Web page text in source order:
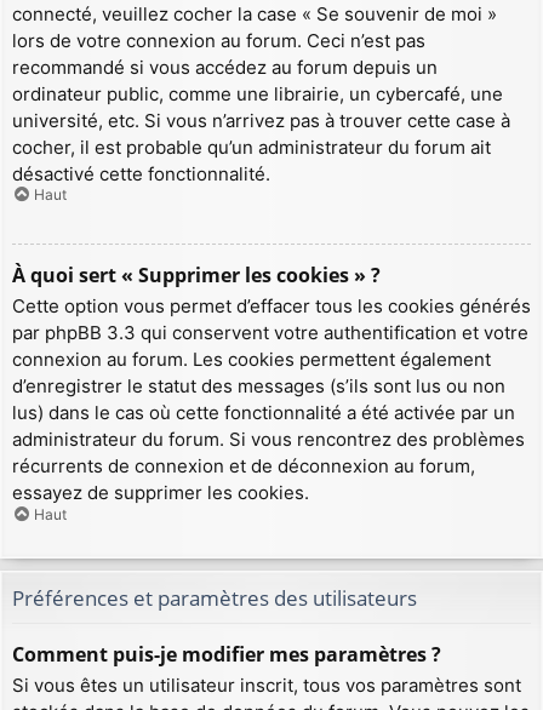
connecté, veuillez cocher la case « Se souvenir de moi »
lors de votre connexion au forum. Ceci n’est pas
recommandé si vous accédez au forum depuis un
ordinateur public, comme une librairie, un cybercafé, une
université, etc. Si vous n’arrivez pas à trouver cette case à
cocher, il est probable qu’un administrateur du forum ait
désactivé cette fonctionnalité.
Haut
À quoi sert « Supprimer les cookies » ?
Cette option vous permet d’effacer tous les cookies générés
par phpBB 3.3 qui conservent votre authentification et votre
connexion au forum. Les cookies permettent également
d’enregistrer le statut des messages (s’ils sont lus ou non
lus) dans le cas où cette fonctionnalité a été activée par un
administrateur du forum. Si vous rencontrez des problèmes
récurrents de connexion et de déconnexion au forum,
essayez de supprimer les cookies.
Haut
Préférences et paramètres des utilisateurs
Comment puis-je modifier mes paramètres ?
Si vous êtes un utilisateur inscrit, tous vos paramètres sont